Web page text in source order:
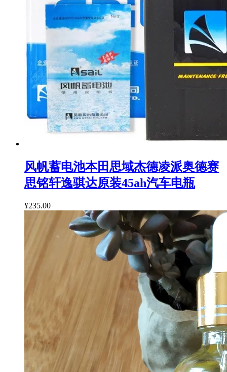
风帆蓄电池本田思域杰德凌派奥德赛
思铭轩逸骐达原装45ah汽车电瓶
¥235.00